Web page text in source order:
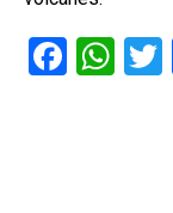
F
W